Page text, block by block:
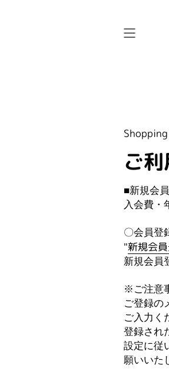
ご
■新規会
入会費・
〇会員登
"新規会
新規会員
※ご注意
ご登録の
ご入力く
登録され
設定に従
願いいた